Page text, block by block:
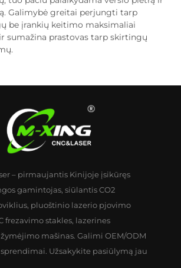
Galimybė greitai perjungti tarp
be įrankių keitimo maksimaliai
sumažina prastovas tarp skirtingų
– pirmaujantis Kinijoje įsikūręs
gamintojas, siūlantis CO2
pluoštinio lazerio pjovimo
frezavimo stakles, lazerines
mašinas. Galimi OEM/ODM
Užsakykite pasiūlymą jau